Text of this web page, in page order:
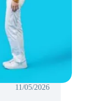
11/05/2026